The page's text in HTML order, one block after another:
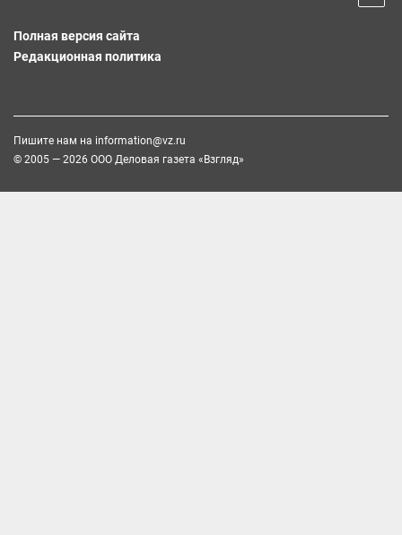
Полная версия сайта
Редакционная политика
Пишите нам на information@vz.ru
© 2005 — 2026 ООО Деловая газета «Взгляд»